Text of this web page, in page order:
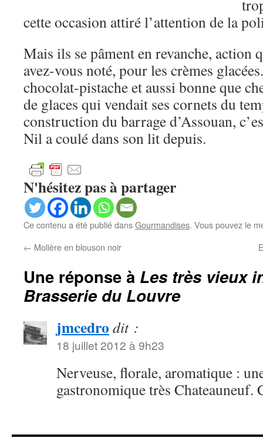
cette occasion attiré l’attention de la
Mais ils se pâment en revanche, action
avez-vous noté, pour les crèmes
chocolat-pistache et aussi bonne que
de glaces qui vendait ses cornets du
construction du barrage d’Assouan,
Nil a coulé dans son lit depuis.
N'hésitez pas à partager
Ce contenu a été publié dansGourmandises. Vous pouvez le
← Molière en blouson noir
Une réponse à Les très vieux
Brasserie du Louvre
jmcedro dit :
18 juillet 2012 à 9h23
Nerveuse, florale, aromatique :
gastronomique très